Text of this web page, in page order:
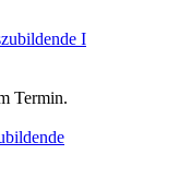
I
Termin.